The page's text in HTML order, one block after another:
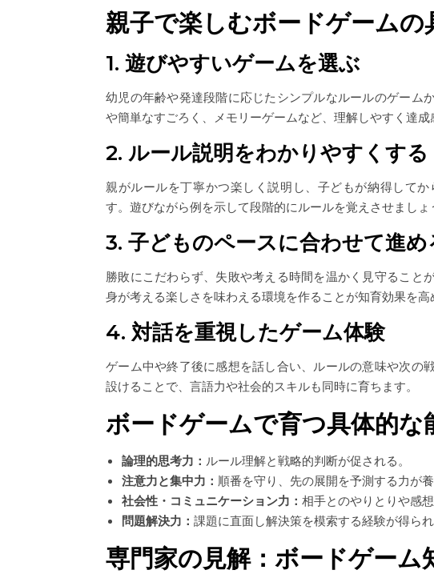
親子で楽しむボードゲーム
1. 遊びやすいゲームを選ぶ
幼児の年齢や発達段階に応じたシンプルなルールのゲーム
や簡単なすごろく、メモリーゲームなど、理解しやすく達成
2. ルール説明をわかりやすくする
親がルールを丁寧かつ楽しく説明し、子どもが納得して
す。遊びながら例を示して段階的にルールを覚えさせましょ
3. 子どものペースに合わせて進め
勝敗にこだわらず、失敗や考える時間を温かく見守ること
身が考える楽しさを味わえる環境を作ることが知育効果を高
4. 対話を重視したゲーム体験
ゲーム中や終了後に感想を話し合い、ルールの意味や次の
設けることで、言語力や社会的スキルも同時に育ちます。
ボードゲームで育つ具体的な
論理的思考力： ルール理解と戦略的判断が促される。
注意力と集中力： 順番を守り、先の展開を予測する力が養
社会性・コミュニケーション力： 相手とのやりとりや感
問題解決力： 課題に直面し解決策を模索する経験が得られ
専門家の見解：ボードゲーム